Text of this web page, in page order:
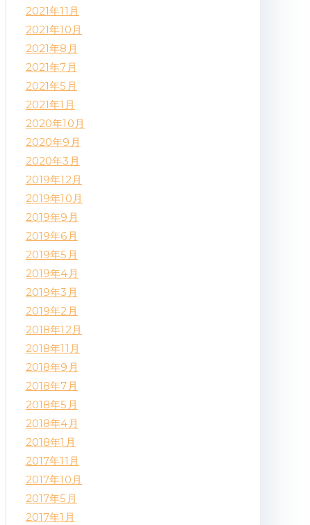
2021年11月
2021年10月
2021年8月
2021年7月
2021年5月
2021年1月
2020年10月
2020年9月
2020年3月
2019年12月
2019年10月
2019年9月
2019年6月
2019年5月
2019年4月
2019年3月
2019年2月
2018年12月
2018年11月
2018年9月
2018年7月
2018年5月
2018年4月
2018年1月
2017年11月
2017年10月
2017年5月
2017年1月